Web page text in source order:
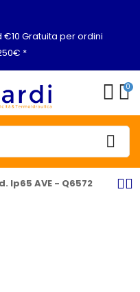
Gratuita per ordini
*
0
Ip65 AVE - Q6572